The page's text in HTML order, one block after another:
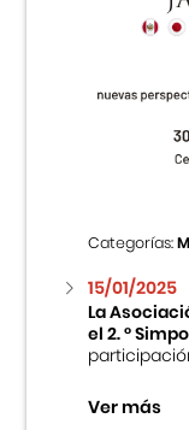
Categorías:
15/01/2025
La
el 2. °
Ver más